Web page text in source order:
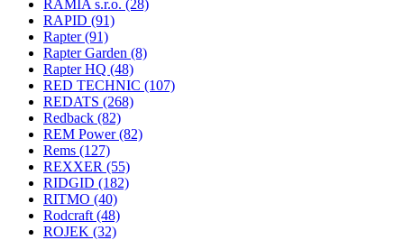
RAMIA s.r.o. (28)
RAPID (91)
Rapter(91)
Rapter Garden (8)
Rapter HQ (48)
RED TECHNIC (107)
REDATS (268)
Redback (82)
REM Power(82)
Rems (127)
REXXER (55)
RIDGID (182)
RITMO (40)
Rodcraft (48)
ROJEK (32)